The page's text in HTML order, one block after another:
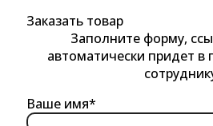
Заказать товар
Заполните форму,
автоматически придет в
Ваше имя*